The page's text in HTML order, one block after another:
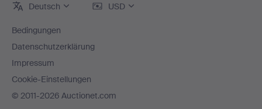
Deutsch USD
Bedingungen
Datenschutzerklärung
Impressum
Cookie-Einstellungen
© 2011-2026 Auctionet.com